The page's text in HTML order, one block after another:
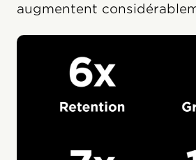
augmentent